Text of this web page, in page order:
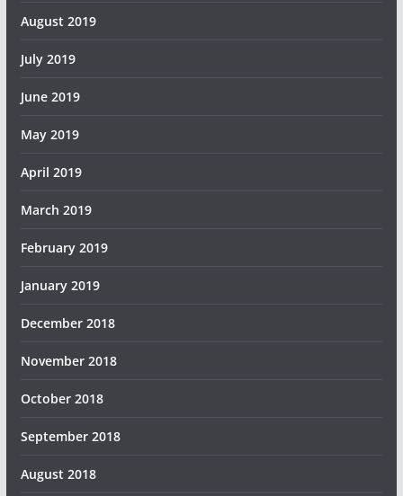
August 2019
July 2019
June 2019
May 2019
April 2019
March 2019
February 2019
January 2019
December 2018
November 2018
October 2018
September 2018
August 2018